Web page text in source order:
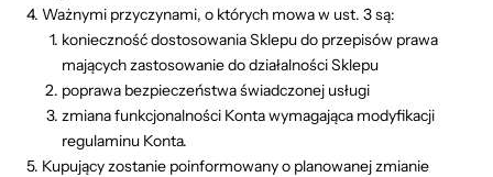
Ważnymi przyczynami, o których mowa w ust. 3 są:
konieczność dostosowania Sklepu do przepisów prawa
mających zastosowanie do działalności Sklepu
poprawa bezpieczeństwa świadczonej usługi
zmiana funkcjonalności Konta wymagająca modyfikacji
regulaminu Konta.
Kupujący zostanie poinformowany o planowanej zmianie